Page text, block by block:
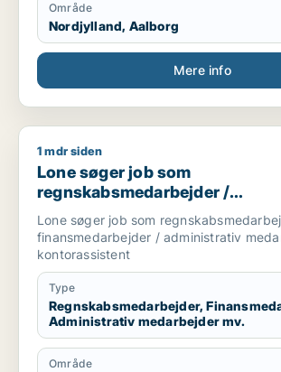
Område
Nordjylland, Aalborg
Mere info
Lone søger job som
1 mdr siden
Lone søger job som
regnskabsmedarbejder /
finansmedarbejder /
medarbejder / kontorassistent
Lone søger job som
finansmedarbejder / administrativ
kontorassistent
Type
Regnskabsmedarbejder,
Administrativ medarbejder mv.
Område